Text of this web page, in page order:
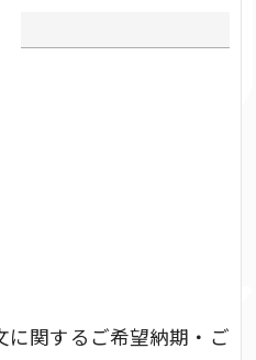
に関するご希望納期・ご